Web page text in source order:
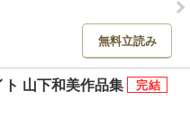
無料立読み
山下和美作品集